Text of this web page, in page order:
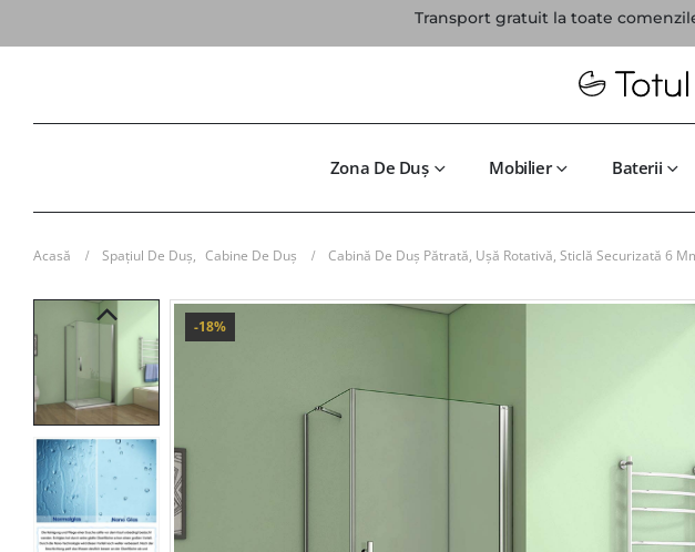
Transport gratuit la toate
Zona De Duș Mobilier Baterii
Acasă Spațiul De Duș, Cabine De Duș Cabină De Duș Pătrată, Ușă Rotativă, Sticlă Securizată 6
-18%